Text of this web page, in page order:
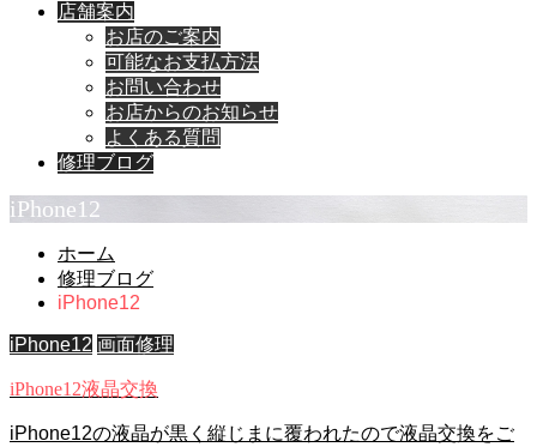
店舗案内
お店のご案内
可能なお支払方法
お問い合わせ
お店からのお知らせ
よくある質問
修理ブログ
iPhone12
ホーム
修理ブログ
iPhone12
iPhone12 画面修理
iPhone12液晶交換
iPhone12の液晶が黒く縦じまに覆われたので液晶交換をご